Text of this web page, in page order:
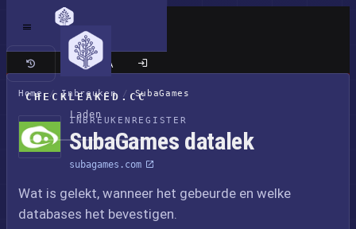
CHECKLEAKED.CC
Laden
Klassieke site
Home / Inbreuken / SubaGames
INBREUKENREGISTER
SubaGames datalek
subagames.com
Wat is gelekt, wanneer het gebeurde en welke
databases het bevestigen.